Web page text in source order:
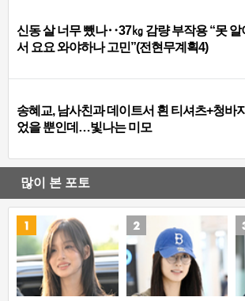
신동 살 너무 뺐나‥37㎏ 감량 부작용 “못 알
서 요요 와야하나 고민”(전현무계획4)
송혜교, 남사친과 데이트서 흰 티셔츠+청바
었을 뿐인데…빛나는 미모
많이 본 포토